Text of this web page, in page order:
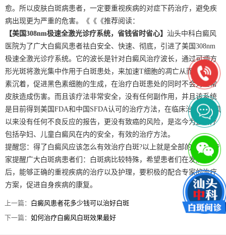
愈。所以皮肤白斑病患者，一定要重视疾病的对症下药治疗，避免疾
病出现更为严重的危害。《《《推荐阅读：
【美国308nm极速全激光诊疗系统，省钱省时省心】 汕头中科白癜风
医院为了广大白癜风患者祛白安全、快速、彻底，引进了美国308nm
极速全激光诊疗系统。它的波长是针对白癜风治疗波长，通过可调方
形光斑将激光集中作用于白斑患处，来加速T细胞的凋亡从而加快色
素沉着，促进黑色素细胞的生成，在治疗白斑患处的同时不会对正常
皮肤造成伤害。而且该疗法非常安全，没有任何副作用，并且该系统
是目前得到美国FDA和中国SFDA认可的治疗方法，在临床治疗白癜风
以来没有任何不良反应的报告，更没有致癌的风险，是迄今为止治疗
包括孕妇、儿童白癜风在内的安全，有效的治疗方法。
提醒您：得了白癜风应该怎么有效治疗白斑?以上就是全部的介绍，专
家提醒广大白斑病患者们：白斑病比较特殊，希望患者们在发病之
后，能够正确的重视疾病的治疗以及护理，要积极的配合专家的治疗
方案，促进自身疾病的康复。
上一篇： 白癜风患者花多少钱可以治好白斑
下一篇：如何治疗白癜风白斑效果最好